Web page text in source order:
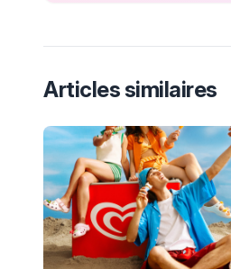
Articles similaires